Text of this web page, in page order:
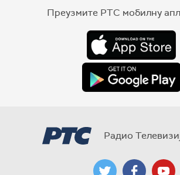
Преузмите РТС мобилну
Радио